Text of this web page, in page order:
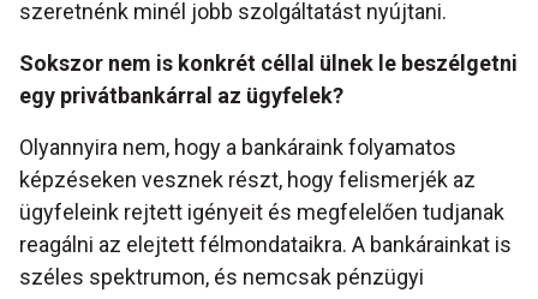
szeretnénk minél jobb szolgáltatást nyújtani.
Sokszor nem is konkrét céllal ülnek le beszélgetni
egy privátbankárral az ügyfelek?
Olyannyira nem, hogy a bankáraink folyamatos
képzéseken vesznek részt, hogy felismerjék az
ügyfeleink rejtett igényeit és megfelelően tudjanak
reagálni az elejtett félmondataikra. A bankárainkat is
széles spektrumon, és nemcsak pénzügyi